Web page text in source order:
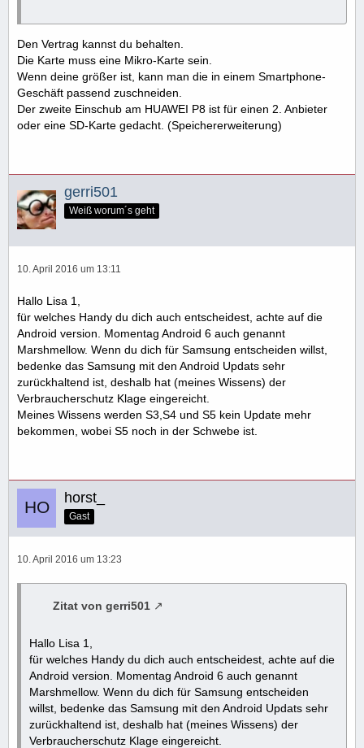
Den Vertrag kannst du behalten.
Die Karte muss eine Mikro-Karte sein.
Wenn deine größer ist, kann man die in einem Smartphone-
Geschäft passend zuschneiden.
Der zweite Einschub am HUAWEI P8 ist für einen 2. Anbieter
oder eine SD-Karte gedacht. (Speichererweiterung)
gerri501
Weiß worum´s geht
10. April 2016 um 13:11
Hallo Lisa 1,
für welches Handy du dich auch entscheidest, achte auf die
Android version. Momentag Android 6 auch genannt
Marshmellow. Wenn du dich für Samsung entscheiden willst,
bedenke das Samsung mit den Android Updats sehr
zurückhaltend ist, deshalb hat (meines Wissens) der
Verbraucherschutz Klage eingereicht.
Meines Wissens werden S3,S4 und S5 kein Update mehr
bekommen, wobei S5 noch in der Schwebe ist.
horst_
Gast
10. April 2016 um 13:23
Zitat von gerri501
Hallo Lisa 1,
für welches Handy du dich auch entscheidest, achte auf die
Android version. Momentag Android 6 auch genannt
Marshmellow. Wenn du dich für Samsung entscheiden
willst, bedenke das Samsung mit den Android Updats sehr
zurückhaltend ist, deshalb hat (meines Wissens) der
Verbraucherschutz Klage eingereicht.